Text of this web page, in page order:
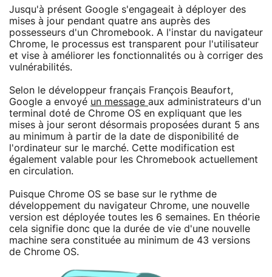
Jusqu'à présent Google s'engageait à déployer des
mises à jour pendant quatre ans auprès des
possesseurs d'un Chromebook. A l'instar du navigateur
Chrome, le processus est transparent pour l'utilisateur
et vise à améliorer les fonctionnalités ou à corriger des
vulnérabilités.
Selon le développeur français François Beaufort,
Google a envoyé un message aux administrateurs d'un
terminal doté de Chrome OS en expliquant que les
mises à jour seront désormais proposées durant 5 ans
au minimum à partir de la date de disponibilité de
l'ordinateur sur le marché. Cette modification est
également valable pour les Chromebook actuellement
en circulation.
Puisque Chrome OS se base sur le rythme de
développement du navigateur Chrome, une nouvelle
version est déployée toutes les 6 semaines. En théorie
cela signifie donc que la durée de vie d'une nouvelle
machine sera constituée au minimum de 43 versions
de Chrome OS.